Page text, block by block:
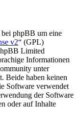
phpBB um eine
v2“ (GPL)
Limited
Informationen
unter
Beide haben keinen
Software verwendet
der Software
oder auf Inhalte